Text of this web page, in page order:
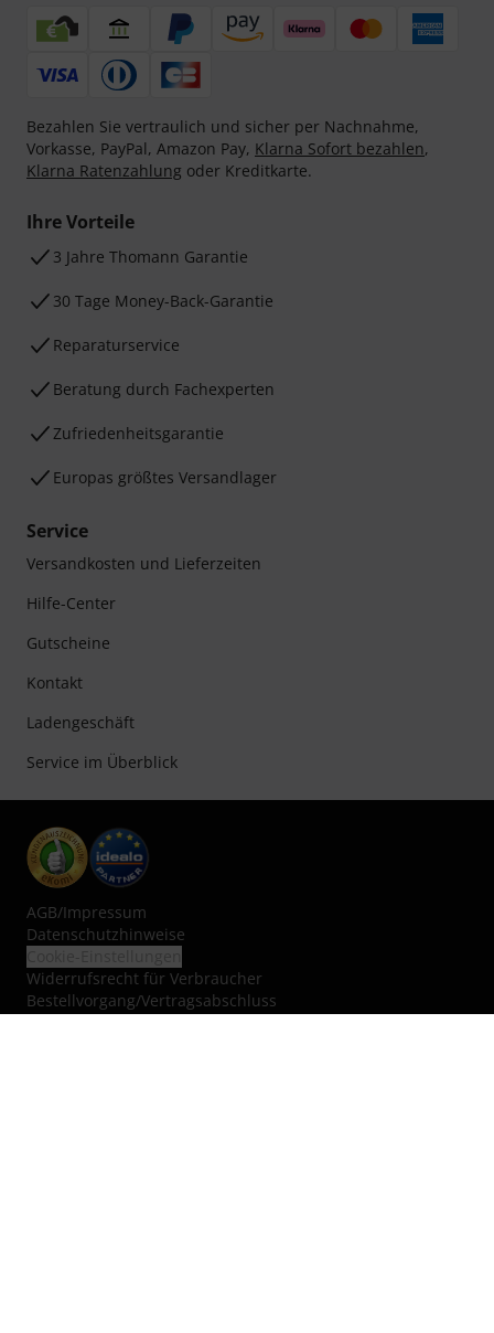
Bezahlen Sie vertraulich und sicher per Nachnahme,
Vorkasse, PayPal, Amazon Pay, Klarna Sofort bezahlen,
Klarna Ratenzahlung oder Kreditkarte.
Ihre Vorteile
3 Jahre Thomann Garantie
30 Tage Money-Back-Garantie
Reparaturservice
Beratung durch Fachexperten
Zufriedenheitsgarantie
Europas größtes Versandlager
Service
Versandkosten und Lieferzeiten
Hilfe-Center
Gutscheine
Kontakt
Ladengeschäft
Service im Überblick
AGB/Impressum
Datenschutzhinweise
Widerrufsrecht für Verbraucher
Bestellvorgang/Vertragsabschluss